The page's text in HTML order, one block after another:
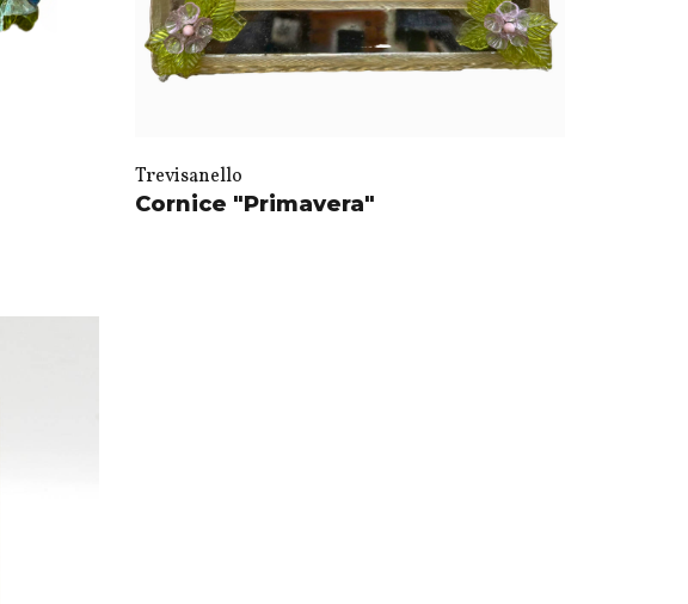
Trevisanello
Cornice "Primavera"